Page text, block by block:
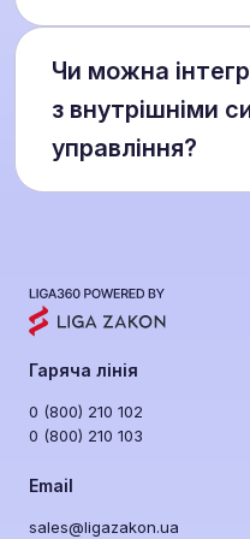
повідомлення про
обладнання, а
дозволяє виявляти
до укладення
ймовірність
Чи можна
з внутрішніми
управління?
регуляторні зміни,
системи безпеки та
Гаряча лінія
0 (800) 210 102
0 (800) 210 103
Email
sales@ligazakon.ua